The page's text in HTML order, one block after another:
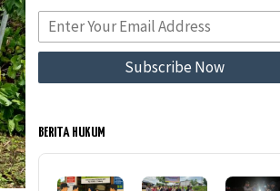
BERITA HUKUM